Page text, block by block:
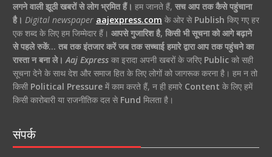
लगने वाली झूठी खबरों से लोग भ्रमित हैं। हम जानते हैं, सच आप तक कैसे पहुंचाना
है। Digital newspaper aajexpress.com के ओर से Publish किए गए हर
एक शब्द के लिए हम जिम्मेदार हैं। आपसे गुजारिश है, किसी भी सूचना को आगे बढ़ाने
से पहले रुकें… तब तक इंतजार करें जब तक सच्चाई हमारे द्वारा आप तक पहुंचने का
रास्ता न बना ले। Aaj Expressका इरादा अपनी खबरों के जरिए Publicको सही
सूचना देने के साथ देश और समाज हित के लिए लोगों को जागरूक करना है। हम न तो
किसी Political Pressureमें काम करते हैं, न ही हमारे Content के लिए हमें
किसी कारोबारी या राजनीतिक दल से Fund मिलता है।
संपर्क